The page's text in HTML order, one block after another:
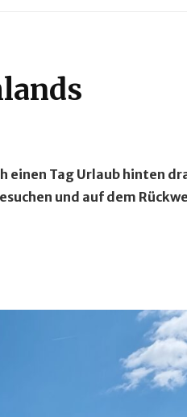
einen Tag Urlaub hinten
und auf dem